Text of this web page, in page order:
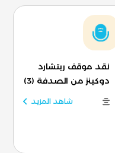
نقد موقف ريتشارد
دوكينز من الصدفة (3)
شاهد المزيد